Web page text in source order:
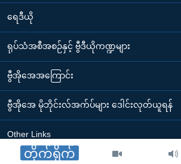
တိုက်ရိုက်
ရေဒီယို
ရုပ်သံအစီအစဉ်နှင့် ဗွီဒီယိုကဏ္ဍများ
ဗွီအိုအေအကြောင်း
ဗွီအိုအေ မိုဘိုင်းလ်အက်ပ်များ ဒေါင်းလုတ်ယူရန်
Other Links